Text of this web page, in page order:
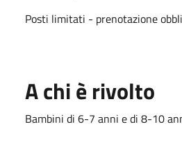
Posti limitati - prenotazione
A chi è rivolto
Bambini di 6-7 anni e di 8-10